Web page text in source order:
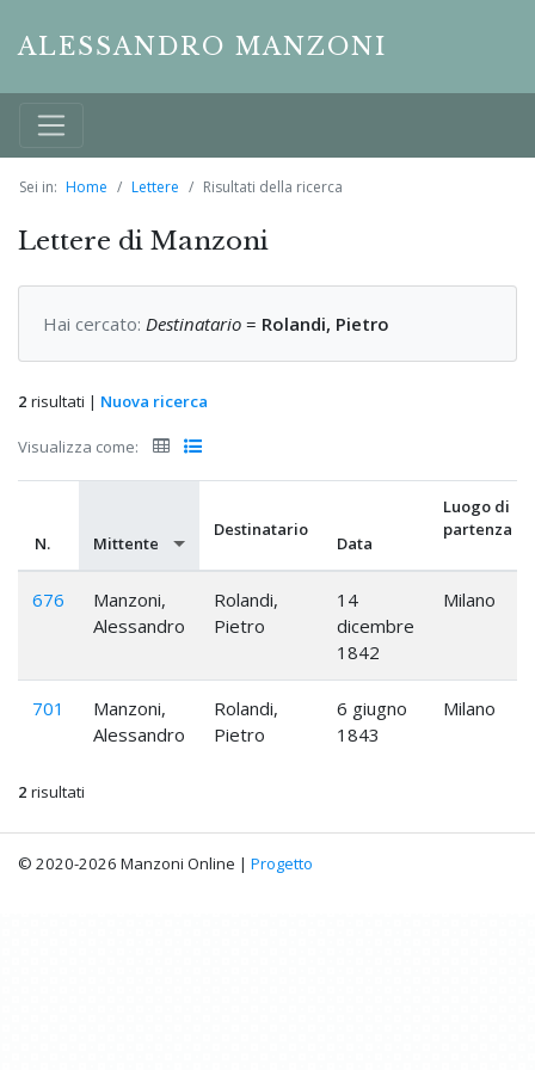
ALESSANDRO MANZONI
Sei in: Home Lettere Risultati della ricerca
Lettere di Manzoni
Hai cercato: Destinatario = Rolandi, Pietro
2 risultati | Nuova ricerca
Visualizza come:
N. Mittente
Destinatario
Data
Luogo di
partenza
676
Manzoni,
Alessandro
Rolandi,
Pietro
14
dicembre
1842
Milano
701
Manzoni,
Alessandro
Rolandi,
Pietro
6 giugno
1843
Milano
2 risultati
© 2020-2026 Manzoni Online | Progetto